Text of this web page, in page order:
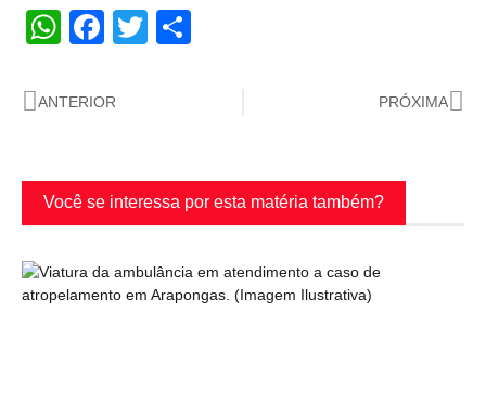
WhatsApp
Facebook
Twitter
ANTERIOR PRÓXIMA
Você se interessa por esta matéria também?